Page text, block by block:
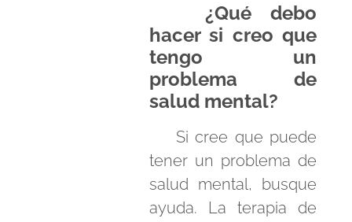
¿Qué debo
hacer si creo que
tengo un
problema de
salud mental?
Si cree que puede
tener un problema de
salud mental, busque
ayuda. La terapia de